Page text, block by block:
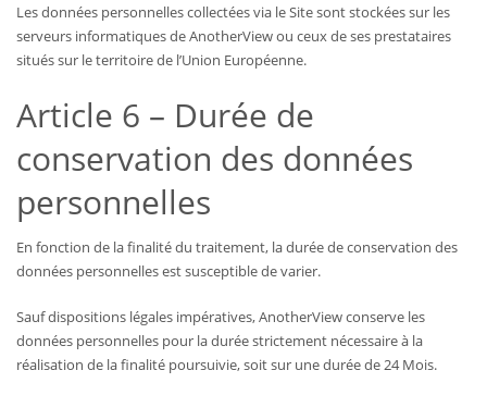
Les données personnelles collectées via le Site sont stockées sur les
serveurs informatiques de AnotherView ou ceux de ses prestataires
situés sur le territoire de l’Union Européenne.
Article 6 – Durée de
conservation des données
personnelles
En fonction de la finalité du traitement, la durée de conservation des
données personnelles est susceptible de varier.
Sauf dispositions légales impératives, AnotherView conserve les
données personnelles pour la durée strictement nécessaire à la
réalisation de la finalité poursuivie, soit sur une durée de 24 Mois.